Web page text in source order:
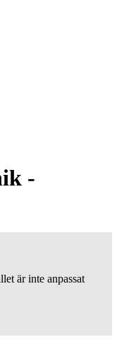
-
är inte anpassat